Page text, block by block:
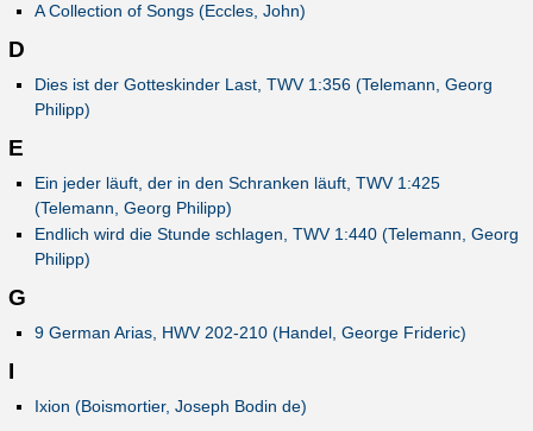
A Collection of Songs (Eccles, John)
D
Dies ist der Gotteskinder Last, TWV 1:356 (Telemann, Georg
Philipp)
E
Ein jeder läuft, der in den Schranken läuft, TWV 1:425
(Telemann, Georg Philipp)
Endlich wird die Stunde schlagen, TWV 1:440 (Telemann, Georg
Philipp)
G
9 German Arias, HWV 202-210 (Handel, George Frideric)
I
Ixion (Boismortier, Joseph Bodin de)